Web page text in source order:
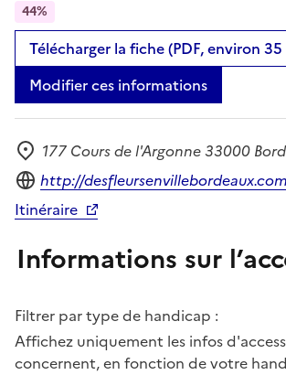
44%
Télécharger la fiche (PDF, environ
Modifier ces informations
Adresse
177 Cours de l'Argonne 33000
Site internet
http://
Itinéraire
Informations sur
Filtrer par type de handicap :
Affichez uniquement les infos
concernent, en fonction de votre